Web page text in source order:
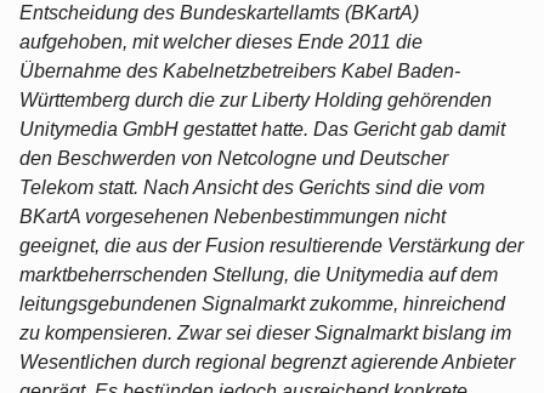
Entscheidung des Bundeskartellamts (BKartA)
aufgehoben, mit welcher dieses Ende 2011 die
Übernahme des Kabelnetzbetreibers Kabel Baden-
Württemberg durch die zur Liberty Holding gehörenden
Unitymedia GmbH gestattet hatte. Das Gericht gab damit
den Beschwerden von Netcologne und Deutscher
Telekom statt. Nach Ansicht des Gerichts sind die vom
BKartA vorgesehenen Nebenbestimmungen nicht
geeignet, die aus der Fusion resultierende Verstärkung der
marktbeherrschenden Stellung, die Unitymedia auf dem
leitungsgebundenen Signalmarkt zukomme, hinreichend
zu kompensieren. Zwar sei dieser Signalmarkt bislang im
Wesentlichen durch regional begrenzt agierende Anbieter